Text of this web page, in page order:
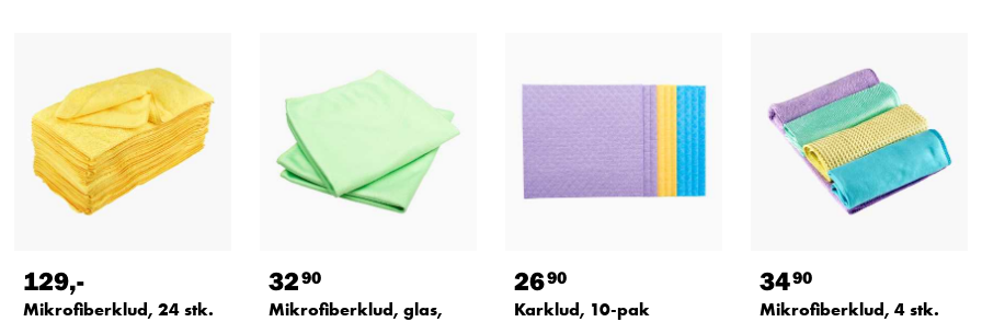
129,-
Mikrofiberklud, 24 stk.
3290
Mikrofiberklud, glas,
2690
Karklud, 10-pak
3490
Mikrofiberklud, 4 stk.